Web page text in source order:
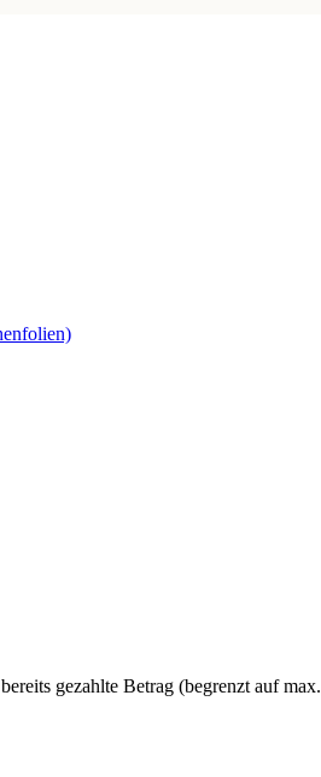
gezahlte Betrag (begrenzt auf max.